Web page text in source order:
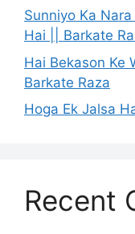
Sunniyo Ka
Hai || Barkate
Hai Bekason Ke
Barkate Raza
Hoga Ek Jalsa
Recent